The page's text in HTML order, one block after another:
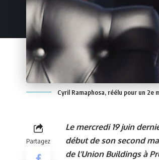
Cyril Ramaphosa, réélu pour un
Partagez
Le mercredi 19 juin
début de son second
de l’Union Buildings à